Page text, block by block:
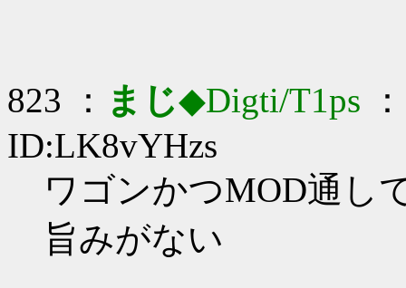
823 ： まじ◆Digti/T1ps
ID:LK8vYHzs
ワゴンかつMOD通し
旨みがない